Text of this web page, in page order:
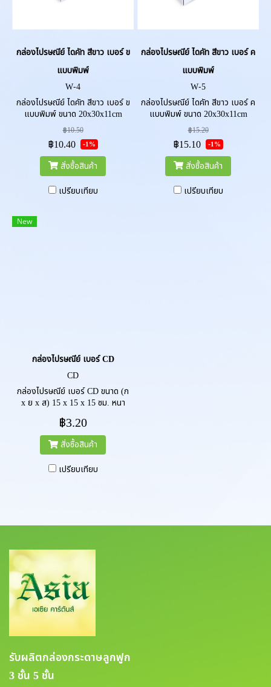
กล่องไปรษณีย์ ไดคัท สีขาว เบอร์ ข
แบบพิมพ์
W-4
กล่องไปรษณีย์ ไดคัท สีขาว เบอร์ ข
แบบพิมพ์ ขนาด 20x30x11cm
(กxยxส) หนา 3ชั้น
฿10.50
฿10.40 -1%
สั่งซื้อสินค้า
เปรียบเทียบ
กล่องไปรษณีย์ ไดคัท สีขาว เบอร์ ค
แบบพิมพ์
W-5
กล่องไปรษณีย์ ไดคัท สีขาว เบอร์ ค
แบบพิมพ์ ขนาด 20x30x11cm
(กxยxส) หนา 3ชั้น
฿15.20
฿15.10 -1%
สั่งซื้อสินค้า
เปรียบเทียบ
New
กล่องไปรษณีย์ เบอร์ CD
CD
กล่องไปรษณีย์ เบอร์ CD ขนาด (ก
x ย x ส) 15 x 15 x 15 ซม. หนา
฿3.20
สั่งซื้อสินค้า
เปรียบเทียบ
รับผลิตกล่องกระดาษลูกฟูก
3 ชั้น 5 ชั้น